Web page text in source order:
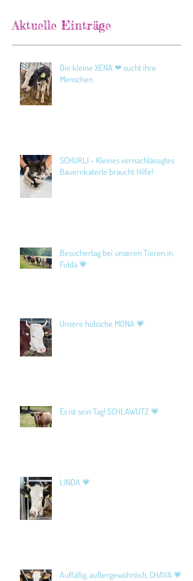
Aktuelle Einträge
Die kleine XENA ❤ sucht ihre
Menschen.
SCHURLI - Kleines vernachlässigtes
Bauernkaterle braucht Hilfe!
Besuchertag bei unseren Tieren in
Fulda 💗
Unsere hübsche MONA 💗
Es ist sein Tag! SCHLAWUTZ 💗
LINDA 💗
Auffällig, außergewöhnlich, CHAYA 💗